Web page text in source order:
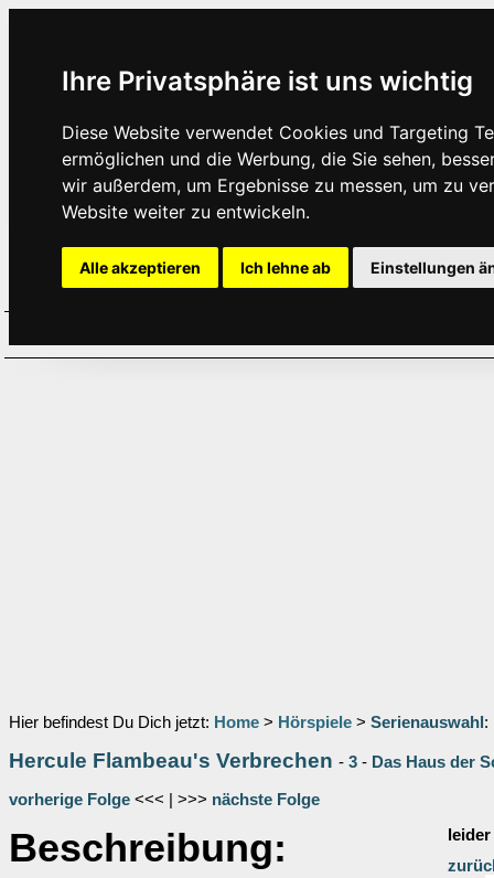
Ihre Privatsphäre ist uns wichtig
Diese Website verwendet Cookies und Targeting
ermöglichen und die Werbung, die Sie sehen,
wir außerdem, um Ergebnisse zu messen, um zu
Website weiter zu entwickeln.
Alle akzeptieren Ich lehne ab Einstellungen
Hier befindest Du Dich jetzt: Home > Hörspiele > Serienauswahl :
Hercule Flambeau's Verbrechen - 3 - Das Haus der
vorherige Folge <<< | >>> nächste Folge
Beschreibung: